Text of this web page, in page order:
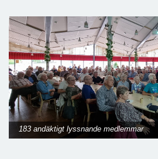
183 andäktigt lyssnande medlemmar